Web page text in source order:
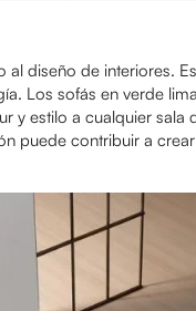
diseño de interiores.
Los sofás en verde
y estilo a cualquier sala
puede contribuir a